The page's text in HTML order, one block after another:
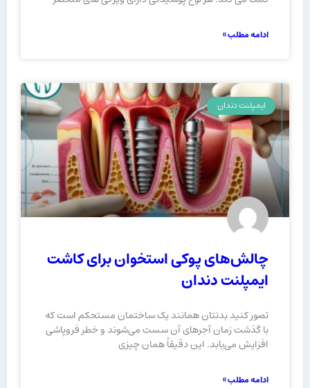
ادامه مطلب »
ایمپلنت دندان
چالش‌های پوکی استخوان برای کاشت
ایمپلنت دندان
تصور کنید بدنتان همانند یک ساختمان مستحکم است که
با گذشت زمان آجرهای آن سست می‌شوند و خطر فروپاشی
افزایش می‌یابد. این دقیقاً همان چیزی
ادامه مطلب »